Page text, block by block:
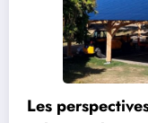
Les